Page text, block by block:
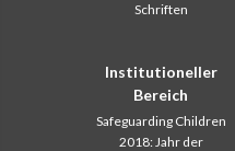
Schriften
Institutioneller
Bereich
Safeguarding Children
2018: Jahr der